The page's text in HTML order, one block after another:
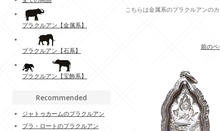
こちらは金属系のプラクルアンの
前の
プラクルアン【金属系】
プラクルアン【石系】
プラクルアン【宝飾系】
Recommended
ジャトゥカームのプラクルアン
プラ・ロートのプラクルアン